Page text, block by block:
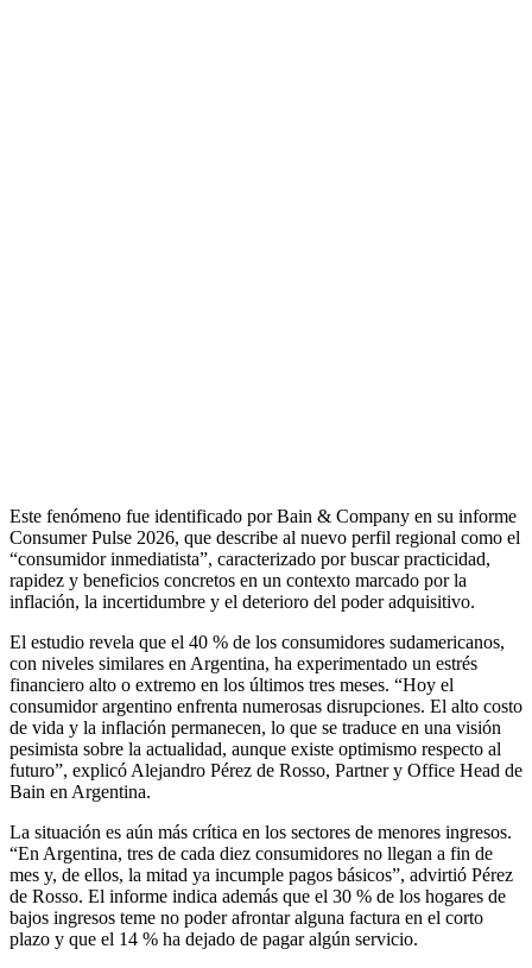
Este fenómeno fue identificado por Bain & Company en su informe
Consumer Pulse 2026, que describe al nuevo perfil regional como el
“consumidor inmediatista”, caracterizado por buscar practicidad,
rapidez y beneficios concretos en un contexto marcado por la
inflación, la incertidumbre y el deterioro del poder adquisitivo.
El estudio revela que el 40 % de los consumidores sudamericanos,
con niveles similares en Argentina, ha experimentado un estrés
financiero alto o extremo en los últimos tres meses. “Hoy el
consumidor argentino enfrenta numerosas disrupciones. El alto costo
de vida y la inflación permanecen, lo que se traduce en una visión
pesimista sobre la actualidad, aunque existe optimismo respecto al
futuro”, explicó Alejandro Pérez de Rosso, Partner y Office Head de
Bain en Argentina.
La situación es aún más crítica en los sectores de menores ingresos.
“En Argentina, tres de cada diez consumidores no llegan a fin de
mes y, de ellos, la mitad ya incumple pagos básicos”, advirtió Pérez
de Rosso. El informe indica además que el 30 % de los hogares de
bajos ingresos teme no poder afrontar alguna factura en el corto
plazo y que el 14 % ha dejado de pagar algún servicio.